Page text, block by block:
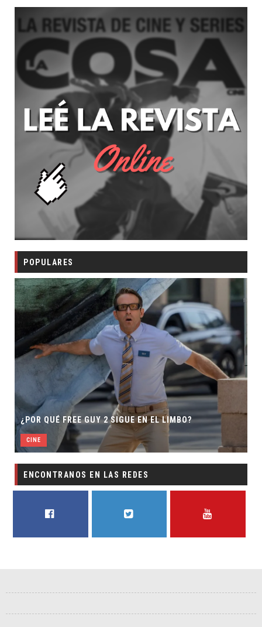
POPULARES
¿POR QUÉ FREE GUY 2 SIGUE EN EL LIMBO?
CINE
ENCONTRANOS EN LAS REDES